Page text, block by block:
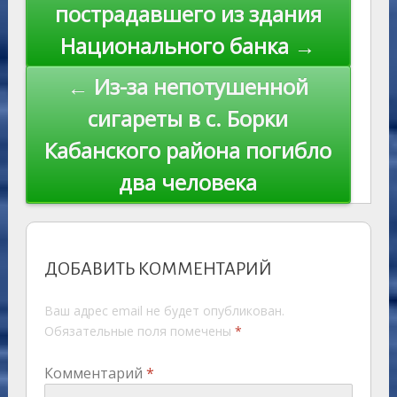
пострадавшего из здания
Национального банка →
← Из-за непотушенной
сигареты в с. Борки
Кабанского района погибло
два человека
ДОБАВИТЬ КОММЕНТАРИЙ
Ваш адрес email не будет опубликован.
Обязательные поля помечены *
Комментарий *